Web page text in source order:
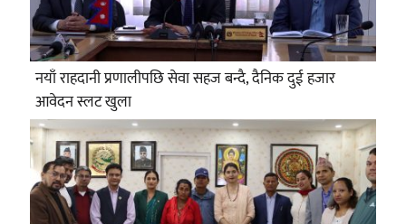
नयाँ राहदानी प्रणालीपछि सेवा सहज बन्दै, दैनिक दुई हजार
आवेदन स्लट खुला